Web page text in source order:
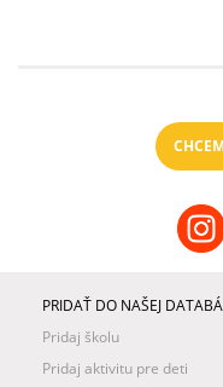
PRIDAŤ DO NAŠEJ
Pridaj školu
Pridaj aktivitu pre deti